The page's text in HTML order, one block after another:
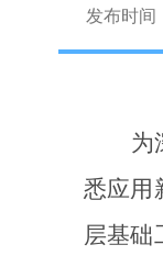
发布时间
为
悉应用
层基础